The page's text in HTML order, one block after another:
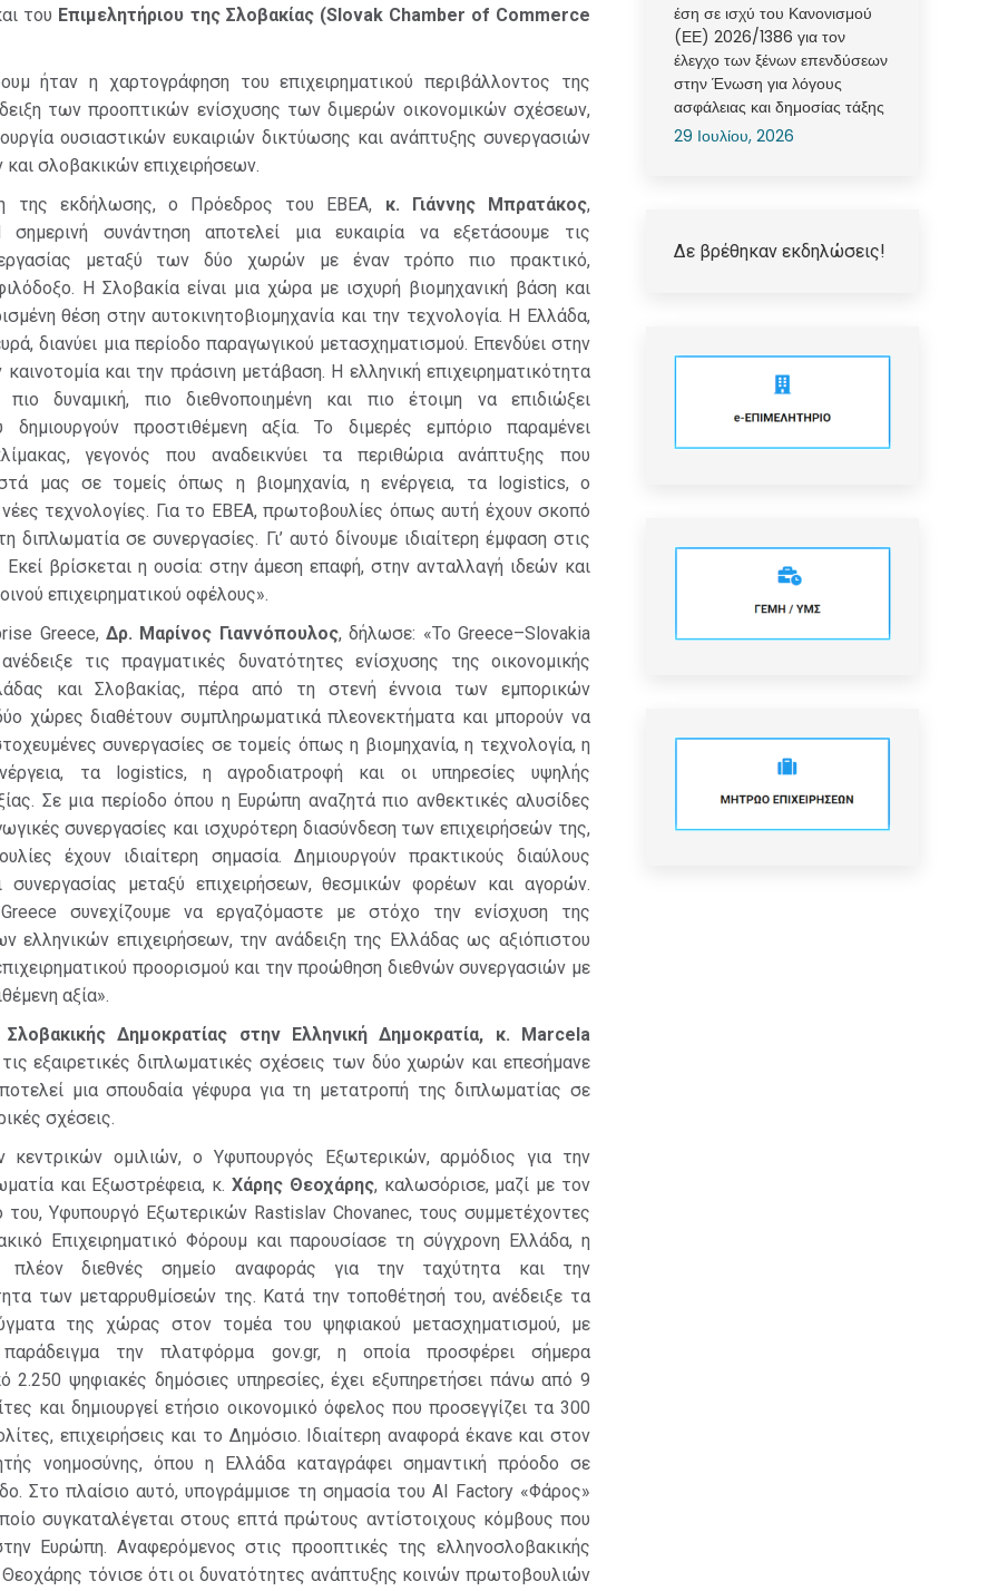
του Επιμελητήριου της Σλοβακίας (Slovak Chamber of Commerce
ήταν η χαρτογράφηση του επιχειρηματικού περιβάλλοντος της
των προοπτικών ενίσχυσης των διμερών οικονομικών σχέσεων,
ουσιαστικών ευκαιριών δικτύωσης και ανάπτυξης συνεργασιών
και σλοβακικών επιχειρήσεων.
της εκδήλωσης, ο Πρόεδρος του ΕΒΕΑ, κ. Γιάννης Μπρατάκος,
σημερινή συνάντηση αποτελεί μια ευκαιρία να εξετάσουμε τις
μεταξύ των δύο χωρών με έναν τρόπο πιο πρακτικό,
Η Σλοβακία είναι μια χώρα με ισχυρή βιομηχανική βάση και
θέση στην αυτοκινητοβιομηχανία και την τεχνολογία. Η Ελλάδα,
διανύει μια περίοδο παραγωγικού μετασχηματισμού. Επενδύει στην
και την πράσινη μετάβαση. Η ελληνική επιχειρηματικότητα
πιο δυναμική, πιο διεθνοποιημένη και πιο έτοιμη να επιδιώξει
δημιουργούν προστιθέμενη αξία. Το διμερές εμπόριο παραμένει
γεγονός που αναδεικνύει τα περιθώρια ανάπτυξης που
μας σε τομείς όπως η βιομηχανία, η ενέργεια, τα logistics, ο
νέες τεχνολογίες. Για το ΕΒΕΑ, πρωτοβουλίες όπως αυτή έχουν σκοπό
διπλωματία σε συνεργασίες. Γι’ αυτό δίνουμε ιδιαίτερη έμφαση στις
Εκεί βρίσκεται η ουσία: στην άμεση επαφή, στην ανταλλαγή ιδεών και
επιχειρηματικού οφέλους».
Greece, Δρ. Μαρίνος Γιαννόπουλος, δήλωσε: «Το Greece–Slovakia
τις πραγματικές δυνατότητες ενίσχυσης της οικονομικής
και Σλοβακίας, πέρα από τη στενή έννοια των εμπορικών
χώρες διαθέτουν συμπληρωματικά πλεονεκτήματα και μπορούν να
συνεργασίες σε τομείς όπως η βιομηχανία, η τεχνολογία, η
τα logistics, η αγροδιατροφή και οι υπηρεσίες υψηλής
Σε μια περίοδο όπου η Ευρώπη αναζητά πιο ανθεκτικές αλυσίδες
συνεργασίες και ισχυρότερη διασύνδεση των επιχειρήσεών της,
έχουν ιδιαίτερη σημασία. Δημιουργούν πρακτικούς διαύλους
συνεργασίας μεταξύ επιχειρήσεων, θεσμικών φορέων και αγορών.
συνεχίζουμε να εργαζόμαστε με στόχο την ενίσχυση της
ελληνικών επιχειρήσεων, την ανάδειξη της Ελλάδας ως αξιόπιστου
προορισμού και την προώθηση διεθνών συνεργασιών με
αξία».
Δημοκρατίας στην Ελληνική Δημοκρατία, κ. Marcela
εξαιρετικές διπλωματικές σχέσεις των δύο χωρών και επεσήμανε
μια σπουδαία γέφυρα για τη μετατροπή της διπλωματίας σε
σχέσεις.
κεντρικών ομιλιών, ο Υφυπουργός Εξωτερικών, αρμόδιος για την
και Εξωστρέφεια, κ. Χάρης Θεοχάρης, καλωσόρισε, μαζί με τον
Υφυπουργό Εξωτερικών Rastislav Chovanec, τους συμμετέχοντες
Επιχειρηματικό Φόρουμ και παρουσίασε τη σύγχρονη Ελλάδα, η
πλέον διεθνές σημείο αναφοράς για την ταχύτητα και την
των μεταρρυθμίσεών της. Κατά την τοποθέτησή του, ανέδειξε τα
της χώρας στον τομέα του ψηφιακού μετασχηματισμού, με
παράδειγμα την πλατφόρμα gov.gr, η οποία προσφέρει σήμερα
2.250 ψηφιακές δημόσιες υπηρεσίες, έχει εξυπηρετήσει πάνω από 9
και δημιουργεί ετήσιο οικονομικό όφελος που προσεγγίζει τα 300
επιχειρήσεις και το Δημόσιο. Ιδιαίτερη αναφορά έκανε και στον
νοημοσύνης, όπου η Ελλάδα καταγράφει σημαντική πρόοδο σε
Στο πλαίσιο αυτό, υπογράμμισε τη σημασία του AI Factory «Φάρος»
συγκαταλέγεται στους επτά πρώτους αντίστοιχους κόμβους που
Ευρώπη. Αναφερόμενος στις προοπτικές της ελληνοσλοβακικής
τόνισε ότι οι δυνατότητες ανάπτυξης κοινών πρωτοβουλιών
έση σε ισχύ του Κανονισμού
(ΕΕ) 2026/1386 για τον
έλεγχο των ξένων επενδύσεων
στην Ένωση για λόγους
ασφάλειας και δημοσίας τάξης
29 Ιουλίου, 2026
Δε βρέθηκαν εκδηλώσεις!